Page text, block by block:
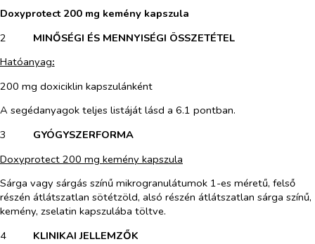
Doxyprotect 200 mg kemény kapszula
2​
MINŐSÉGI ÉS MENNYISÉGI ÖSSZETÉTEL
Hatóanyag:
200 mg doxiciklin kapszulánként
A segédanyagok teljes listáját lásd a 6.1 pontban.
3​
GYÓGYSZERFORMA
Doxyprotect 200 mg kemény kapszula
Sárga vagy sárgás színű mikrogranulátumok 1-es méretű, felső
részén átlátszatlan sötétzöld, alsó részén átlátszatlan sárga színű,
kemény, zselatin kapszulába töltve.
4​
KLINIKAI JELLEMZŐK